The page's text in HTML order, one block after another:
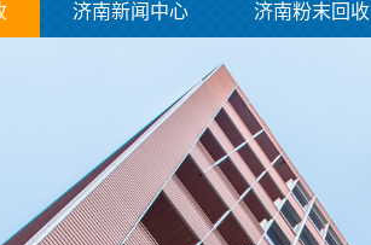
济南新闻中心 济南粉末回收